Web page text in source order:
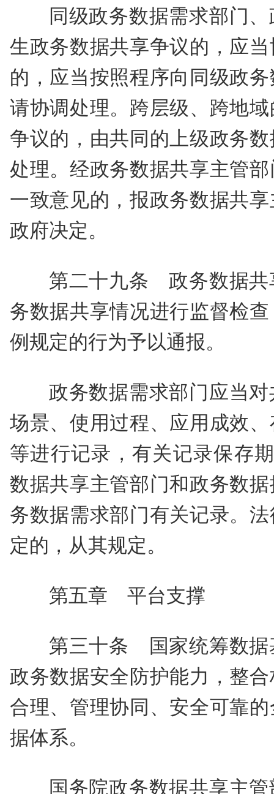
同级政务数据需求部门
生政务数据共享争议的，应
的，应当按照程序向同级政
请协调处理。跨层级、跨地
争议的，由共同的上级政务
处理。经政务数据共享主管
一致意见的，报政务数据共
政府决定。
第二十九条 政务数据共
务数据共享情况进行监督检
例规定的行为予以通报。
政务数据需求部门应当
场景、使用过程、应用成效
等进行记录，有关记录保存
数据共享主管部门和政务数
务数据需求部门有关记录。
定的，从其规定。
第五章 平台支撑
第三十条 国家统筹数据
政务数据安全防护能力，整
合理、管理协同、安全可靠
据体系。
国务院政务数据共享主